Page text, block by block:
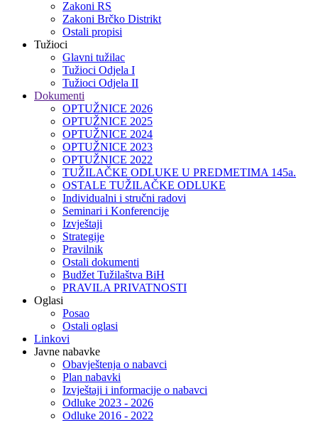
Zakoni RS
Zakoni Brčko Distrikt
Ostali propisi
Tužioci
Glavni tužilac
Tužioci Odjela I
Tužioci Odjela II
Dokumenti
OPTUŽNICE 2026
OPTUŽNICE 2025
OPTUŽNICE 2024
OPTUŽNICE 2023
OPTUŽNICE 2022
TUŽILAČKE ODLUKE U PREDMETIMA 145a.
OSTALE TUŽILAČKE ODLUKE
Individualni i stručni radovi
Seminari i Konferencije
Izvještaji
Strategije
Pravilnik
Ostali dokumenti
Budžet Tužilaštva BiH
PRAVILA PRIVATNOSTI
Oglasi
Posao
Ostali oglasi
Linkovi
Javne nabavke
Obavještenja o nabavci
Plan nabavki
Izvještaji i informacije o nabavci
Odluke 2023 - 2026
Odluke 2016 - 2022